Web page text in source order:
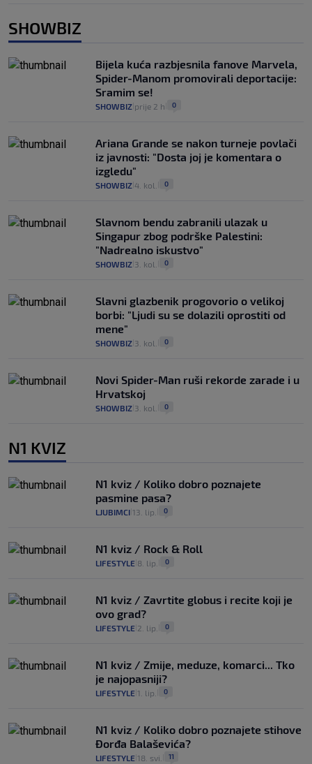
SHOWBIZ
Bijela kuća razbjesnila fanove Marvela,
Spider-Manom promovirali deportacije:
Sramim se!
SHOWBIZ prije 2 h 0
Ariana Grande se nakon turneje povlači
iz javnosti: "Dosta joj je komentara o
izgledu"
SHOWBIZ 4. kol. 0
Slavnom bendu zabranili ulazak u
Singapur zbog podrške Palestini:
"Nadrealno iskustvo"
SHOWBIZ 3. kol. 0
Slavni glazbenik progovorio o velikoj
borbi: "Ljudi su se dolazili oprostiti od
mene"
SHOWBIZ 3. kol. 0
Novi Spider-Man ruši rekorde zarade i u
Hrvatskoj
SHOWBIZ 3. kol. 0
N1 KVIZ
N1 kviz / Koliko dobro poznajete
pasmine pasa?
LJUBIMCI 13. lip. 0
N1 kviz / Rock & Roll
LIFESTYLE 8. lip. 0
N1 kviz / Zavrtite globus i recite koji je
ovo grad?
LIFESTYLE 2. lip. 0
N1 kviz / Zmije, meduze, komarci... Tko
je najopasniji?
LIFESTYLE 1. lip. 0
N1 kviz / Koliko dobro poznajete stihove
Đorđa Balaševića?
LIFESTYLE 18. svi. 11